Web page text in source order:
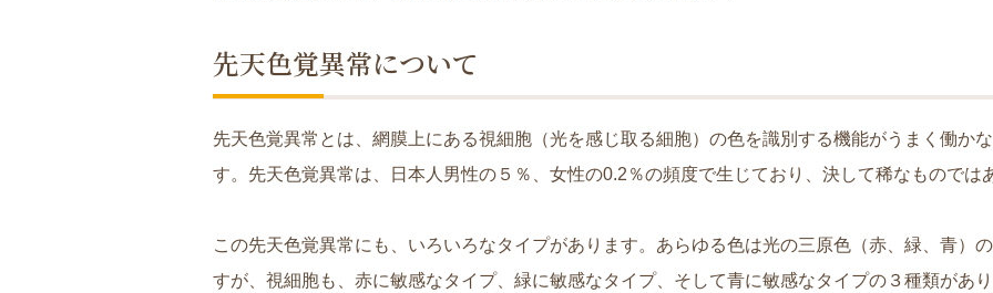
先天色覚異常について
先天色覚異常とは、網膜上にある視細胞（光を感じ取る細胞）の色を識別する機能がうまく働か
す。先天色覚異常は、日本人男性の５％、女性の0.2％の頻度で生じており、決して稀なものでは
この先天色覚異常にも、いろいろなタイプがあります。あらゆる色は光の三原色（赤、緑、青）
すが、視細胞も、赤に敏感なタイプ、緑に敏感なタイプ、そして青に敏感なタイプの３種類があ